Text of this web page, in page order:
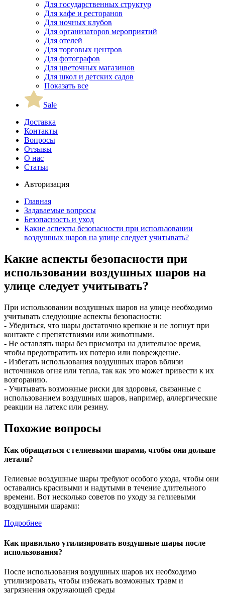
Для государственных структур
Для кафе и ресторанов
Для ночных клубов
Для организаторов мероприятий
Для отелей
Для торговых центров
Для фотографов
Для цветочных магазинов
Для школ и детских садов
Показать все
Sale
Доставка
Контакты
Вопросы
Отзывы
О нас
Статьи
Авторизация
Главная
Задаваемые вопросы
Безопасность и уход
Какие аспекты безопасности при использовании
воздушных шаров на улице следует учитывать?
Какие аспекты безопасности при
использовании воздушных шаров на
улице следует учитывать?
При использовании воздушных шаров на улице необходимо
учитывать следующие аспекты безопасности:
- Убедиться, что шары достаточно крепкие и не лопнут при
контакте с препятствиями или животными.
- Не оставлять шары без присмотра на длительное время,
чтобы предотвратить их потерю или повреждение.
- Избегать использования воздушных шаров вблизи
источников огня или тепла, так как это может привести к их
возгоранию.
- Учитывать возможные риски для здоровья, связанные с
использованием воздушных шаров, например, аллергические
реакции на латекс или резину.
Похожие вопросы
Как обращаться с гелиевыми шарами, чтобы они дольше
летали?
Гелиевые воздушные шары требуют особого ухода, чтобы они
оставались красивыми и надутыми в течение длительного
времени. Вот несколько советов по уходу за гелиевыми
воздушными шарами:
Подробнее
Как правильно утилизировать воздушные шары после
использования?
После использования воздушных шаров их необходимо
утилизировать, чтобы избежать возможных травм и
загрязнения окружающей среды